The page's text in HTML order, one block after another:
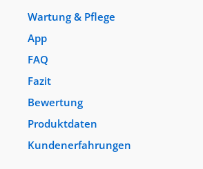
Wartung & Pflege
App
FAQ
Fazit
Bewertung
Produktdaten
Kundenerfahrungen